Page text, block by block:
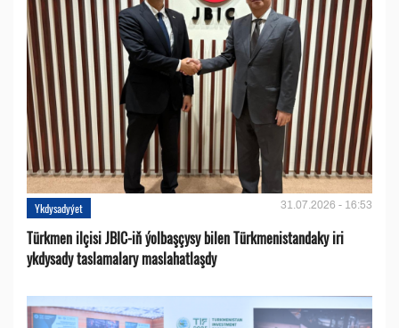
Ykdysadyýet 31.07.2026 - 16:53
Türkmen ilçisi JBIC-iň ýolbaşçysy bilen Türkmenistandaky iri
ykdysady taslamalary maslahatlaşdy